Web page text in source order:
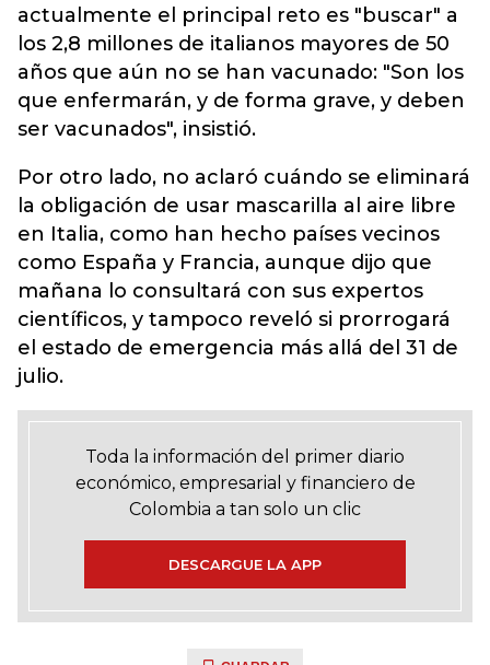
actualmente el principal reto es "buscar" a
los 2,8 millones de italianos mayores de 50
años que aún no se han vacunado: "Son los
que enfermarán, y de forma grave, y deben
ser vacunados", insistió.
Por otro lado, no aclaró cuándo se eliminará
la obligación de usar mascarilla al aire libre
en Italia, como han hecho países vecinos
como España y Francia, aunque dijo que
mañana lo consultará con sus expertos
científicos, y tampoco reveló si prorrogará
el estado de emergencia más allá del 31 de
julio.
Toda la información del primer diario
económico, empresarial y financiero de
Colombia a tan solo un clic
DESCARGUE LA APP